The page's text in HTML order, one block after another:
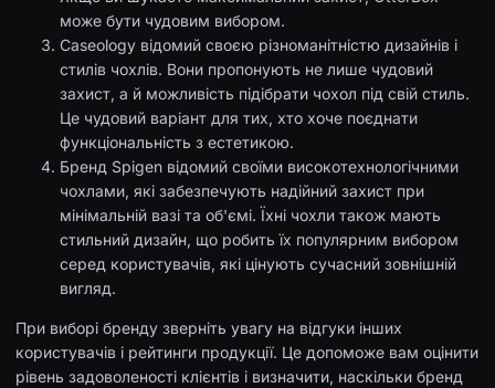
може бути чудовим вибором.
Caseology відомий своєю різноманітністю дизайнів і
стилів чохлів. Вони пропонують не лише чудовий
захист, а й можливість підібрати чохол під свій стиль.
Це чудовий варіант для тих, хто хоче поєднати
функціональність з естетикою.
Бренд Spigen відомий своїми високотехнологічними
чохлами, які забезпечують надійний захист при
мінімальній вазі та об'ємі. Їхні чохли також мають
стильний дизайн, що робить їх популярним вибором
серед користувачів, які цінують сучасний зовнішній
вигляд.
При виборі бренду зверніть увагу на відгуки інших
користувачів і рейтинги продукції. Це допоможе вам оцінити
рівень задоволеності клієнтів і визначити, наскільки бренд